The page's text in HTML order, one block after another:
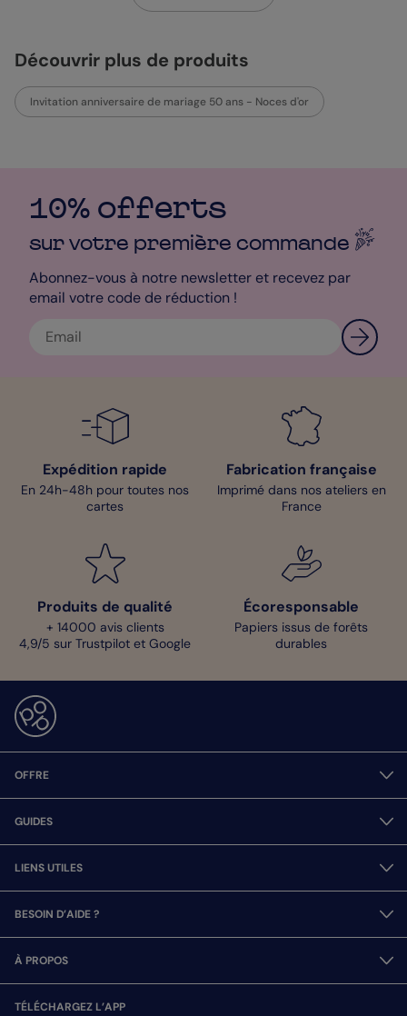
Découvrir plus de produits
Invitation anniversaire de mariage 50 ans - Noces d'or
10% offerts
sur votre première commande
Abonnez-vous à notre newsletter et recevez par
email votre code de réduction !
Expédition rapide
En 24h-48h pour toutes nos
cartes
Fabrication française
Imprimé dans nos ateliers en
France
Produits de qualité
+ 14000 avis clients
4,9/5 sur Trustpilot et Google
Écoresponsable
Papiers issus de forêts
durables
OFFRE
GUIDES
LIENS UTILES
BESOIN D’AIDE ?
À PROPOS
TÉLÉCHARGEZ L’APP